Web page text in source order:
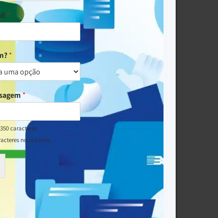
*
*
*
caracteres
no máximo.